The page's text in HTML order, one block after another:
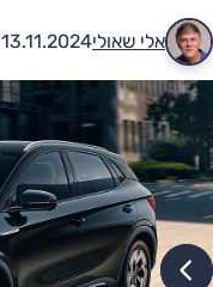
אלי שאולי13.11.2024